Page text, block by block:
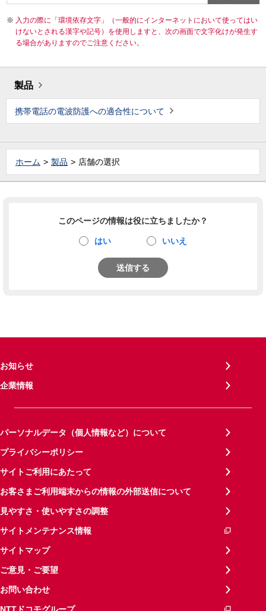
入力の際に「環境依存文字」（一般的にインターネットにおいて使ってはい
けないとされる漢字や記号）を使用しますと、次の画面で文字化けが発生す
る場合がありますのでご注意ください。
製品
携帯電話の電波防護への適合性について
ホーム 製品 店舗の選択
このページの情報は役に立ちましたか？
はい いいえ
送信する
お知らせ
企業情報
パーソナルデータ（個人情報など）について
プライバシーポリシー
サイトご利用にあたって
お客さまご利用端末からの情報の外部送信について
見やすさ・使いやすさの調整
サイトメンテナンス情報
サイトマップ
ご意見・ご要望
お問い合わせ
NTTドコモグループ